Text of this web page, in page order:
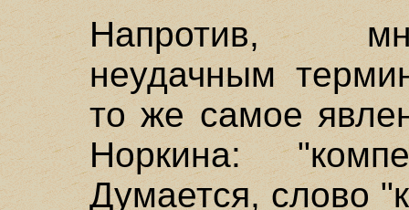
Напротив,
неудачным
то же самое
Норкина:
Думается, слово